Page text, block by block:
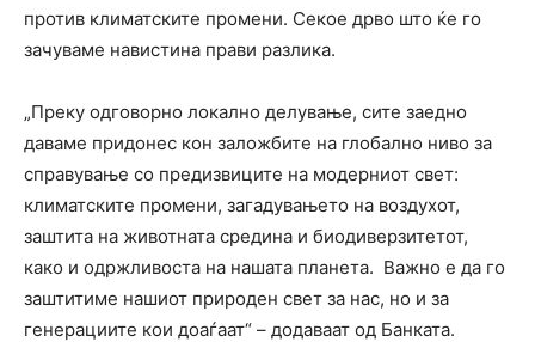
против климатските промени. Секое дрво што ќе го
зачуваме навистина прави разлика.
„Преку одговорно локално делување, сите заедно
даваме придонес кон заложбите на глобално ниво за
справување со предизвиците на модерниот свет:
климатските промени, загадувањето на воздухот,
заштита на животната средина и биодиверзитетот,
како и одржливоста на нашата планета. Важно е да го
заштитиме нашиот природен свет за нас, но и за
генерациите кои доаѓаат“ – додаваат од Банката.